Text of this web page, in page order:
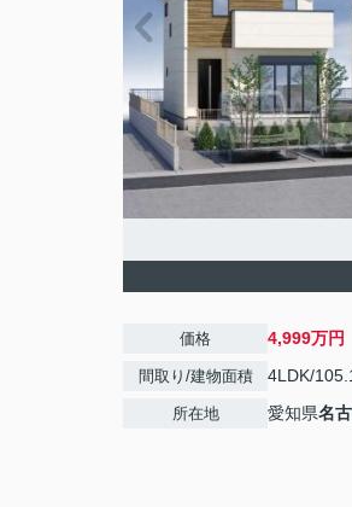
価格 4,999万円
間取り/建物面積 4LDK/
所在地 愛知県名